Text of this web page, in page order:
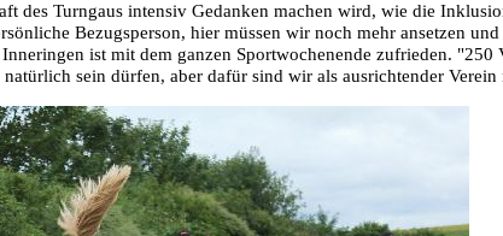
des Turngaus intensiv Gedanken machen wird, wie die
Bezugsperson, hier müssen wir noch mehr ansetzen
ist mit dem ganzen Sportwochenende zufrieden.
natürlich sein dürfen, aber dafür sind wir als ausrichtender